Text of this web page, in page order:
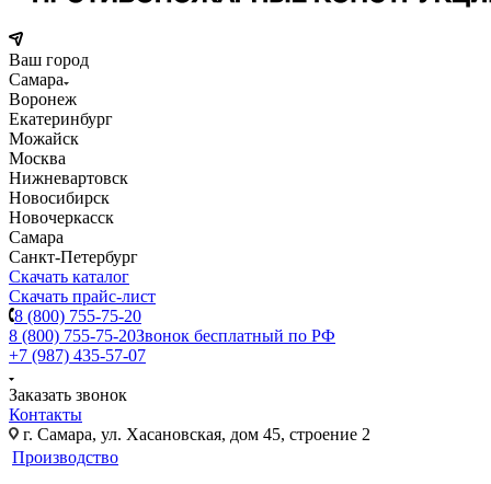
Ваш город
Самара
Воронеж
Екатеринбург
Можайск
Москва
Нижневартовск
Новосибирск
Новочеркасск
Самара
Санкт-Петербург
Скачать каталог
Скачать прайс-лист
8 (800) 755-75-20
8 (800) 755-75-20Звонок бесплатный по РФ
+7 (987) 435-57-07
Заказать звонок
Контакты
г. Самара, ул. Хасановская, дом 45, строение 2
Производство